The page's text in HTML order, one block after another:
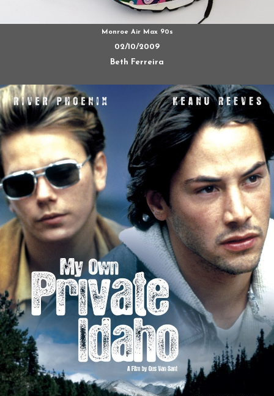
Monroe Air Max 90s
02/10/2009
Beth Ferreira